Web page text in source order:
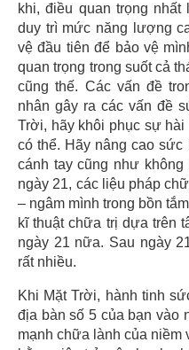
khi, điều quan trọng
duy trì mức năng lượng
vệ đầu tiên để bảo vệ
quan trọng trong suốt cả
cũng thế. Các vấn đề
nhân gây ra các vấn đề
Trời, hãy khôi phục sự
có thể. Hãy nâng cao sức
cánh tay cũng như
ngày 21, các liệu pháp
– ngâm mình trong bồn
kĩ thuật chữa trị dựa trên
ngày 21 nữa. Sau ngày
rất nhiều.
Khi Mặt Trời, hành tinh
địa bàn số 5 của bạn vào
mạnh chữa lành của niềm